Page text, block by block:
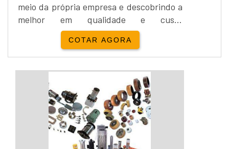
meio da própria empresa e descobrindo a
melhor em qualidade e custo
benefício.DETALHES SOBRE GUINCHO
TIFORQuem pesquisa na internet por
guincho tipo tifor em uma empresa
responsável, descobre o site da Sansei
Talhas. É possível encontrar guincho
mecânico 2 toneladas e empilhadeira
elétrica 3,5m, oferecendo o que há de
melhor n...
COTAR AGORA